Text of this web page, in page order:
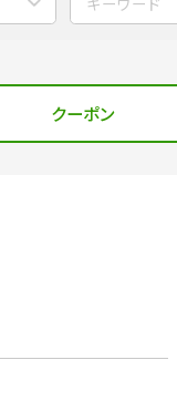
クーポン